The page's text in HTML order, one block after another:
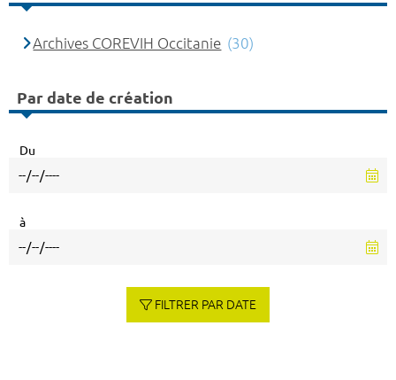
Archives COREVIH Occitanie (30)
Par date de création
Du
à
FILTRER PAR DATE